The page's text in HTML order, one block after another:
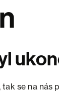
se na nás